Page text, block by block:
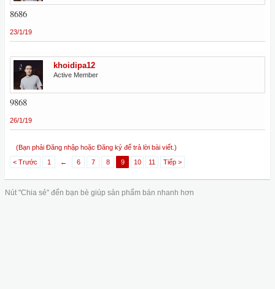
8686
23/1/19
khoidipa12
Active Member
9868
26/1/19
(Bạn phải Đăng nhập hoặc Đăng ký để trả lời bài viết.)
< Trước
1 ← 6 7 8 9 10 11 Tiếp >
Nút "Chia sẻ" đến bạn bè giúp sản phẩm bán nhanh hơn